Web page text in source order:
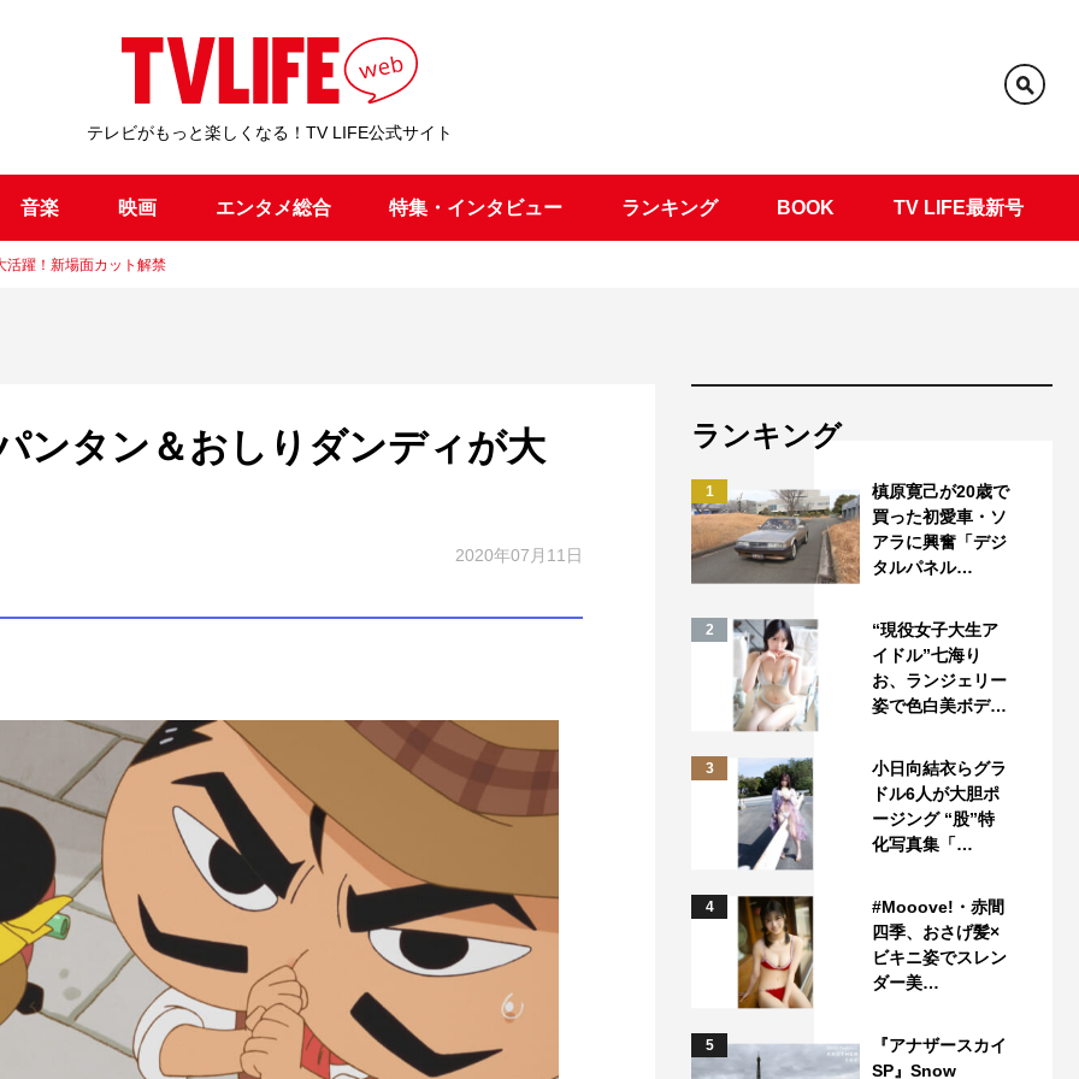
テレビがもっと楽しくなる！TV LIFE公式サイト
音楽 映画 エンタメ総合 特集・インタビュー ランキング BOOK TV LIFE最新号
活躍！新場面カット解禁
ンタン＆おしりダンディが大
2020年07月11日
ランキング
1
槙原寛己が20歳で
買った初愛車・ソ
アラに興奮「デジ
タルパネル…
2
“現役女子大生ア
イドル”七海り
お、ランジェリー
姿で色白美ボデ…
3
小日向結衣らグラ
ドル6人が大胆ポ
ージング “股”特
化写真集「…
4
#Mooove!・赤間
四季、おさげ髪×
ビキニ姿でスレン
ダー美…
5
『アナザースカイ
SP』Snow